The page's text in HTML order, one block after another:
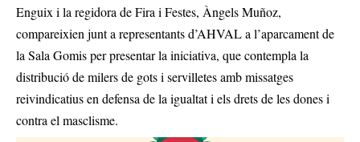
Enguix i la regidora de Fira i Festes, Àngels Muñoz,
compareixien junt a representants d’AHVAL a l’aparcament de
la Sala Gomis per presentar la iniciativa, que contempla la
distribució de milers de gots i servilletes amb missatges
reivindicatius en defensa de la igualtat i els drets de les dones i
contra el masclisme.